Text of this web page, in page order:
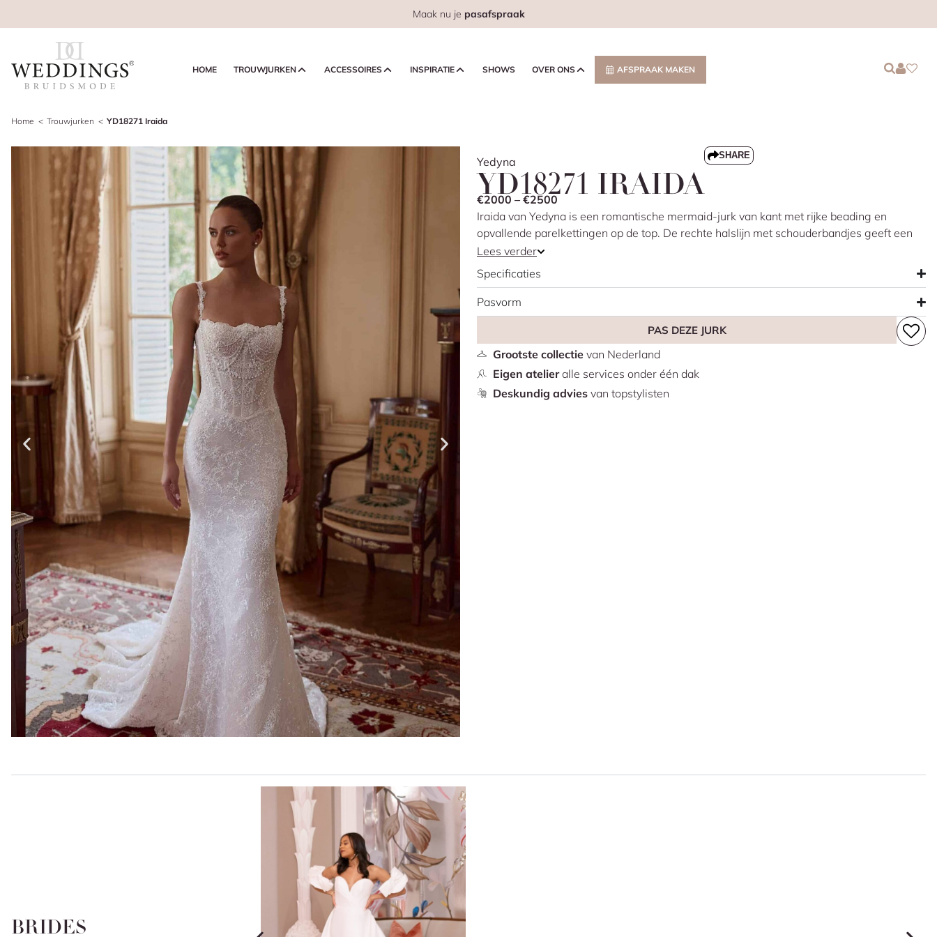
Maak nu je pasafspraak
HOME TROUWJURKEN ACCESSOIRES INSPIRATIE SHOWS OVER ONS AFSPRAAK MAKEN Login
Login
Home Trouwjurken YD18271 Iraida
Yedyna
YD18271 IRAIDA
SHARE
€2000 – €2500
Iraida van Yedyna is een romantische mermaid-jurk van kant met rijke beading en
opvallende parelkettingen op de top. De rechte halslijn met schouderbandjes geeft een
moderne, vrouwelijke uitstraling. De illusie rug zorgt voor een elegant detail aan de
achterkant. De jurk sluit strak aan en loopt uit in een sierlijke sleep.
Lees verder
Specificaties
Pasvorm
PAS DEZE JURK
Grootste collectievan Nederland
Eigen atelieralle services onder één dak
Deskundig adviesvan topstylisten
BRIDES